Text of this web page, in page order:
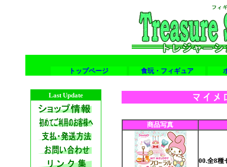
トップページ 食玩・フィギュア
Last Update
商品写真
00.全8種